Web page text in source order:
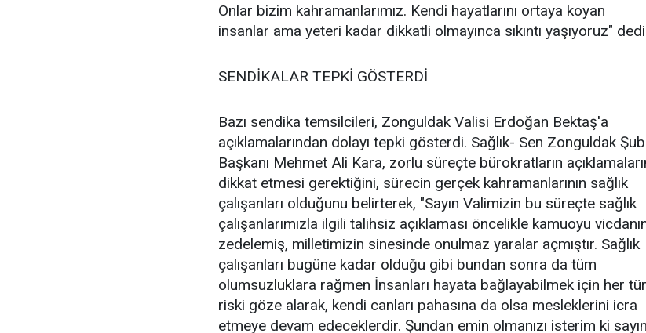
Onlar bizim kahramanlarımız. Kendi hayatlarını ortaya koyan
insanlar ama yeteri kadar dikkatli olmayınca sıkıntı yaşıyoruz"
SENDİKALAR TEPKİ GÖSTERDİ
Bazı sendika temsilcileri, Zonguldak Valisi Erdoğan Bektaş'a
açıklamalarından dolayı tepki gösterdi. Sağlık- Sen Zonguldak
Başkanı Mehmet Ali Kara, zorlu süreçte bürokratların
dikkat etmesi gerektiğini, sürecin gerçek kahramanlarının sağlık
çalışanları olduğunu belirterek, "Sayın Valimizin bu süreçte sağlık
çalışanlarımızla ilgili talihsiz açıklaması öncelikle kamuoyu
zedelemiş, milletimizin sinesinde onulmaz yaralar açmıştır. Sağlık
çalışanları bugüne kadar olduğu gibi bundan sonra da tüm
olumsuzluklara rağmen İnsanları hayata bağlayabilmek için her
riski göze alarak, kendi canları pahasına da olsa mesleklerini icra
etmeye devam edeceklerdir. Şundan emin olmanızı isterim ki sayın